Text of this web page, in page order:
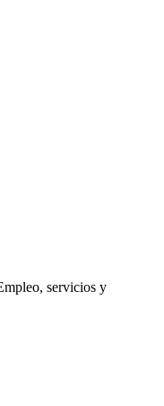
servicios y